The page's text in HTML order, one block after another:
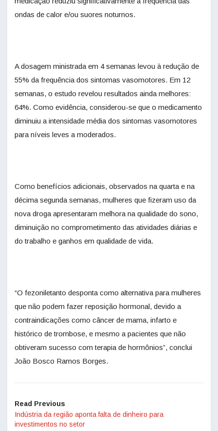
ondas de calor e/ou suores noturnos.
A dosagem ministrada em 4 semanas levou à redução de
55% da frequência dos sintomas vasomotores. Em 12
semanas, o estudo revelou resultados ainda melhores:
64%. Como evidência, considerou-se que o medicamento
diminuiu a intensidade média dos sintomas vasomotores
para níveis leves a moderados.
Como benefícios adicionais, observados na quarta e na
décima segunda semanas, mulheres que fizeram uso da
nova droga apresentaram melhora na qualidade do sono,
diminuição no comprometimento das atividades diárias e
do trabalho e ganhos em qualidade de vida.
“O fezoniletanto desponta como alternativa para mulheres
que não podem fazer reposição hormonal, devido a
contraindicações como câncer de mama, infarto e
histórico de trombose, e mesmo a pacientes que não
obtiveram sucesso com terapia de hormônios”, conclui
João Bosco Ramos Borges.
Read Previous
Indústria da região aponta falta de dinheiro para
investimentos no setor